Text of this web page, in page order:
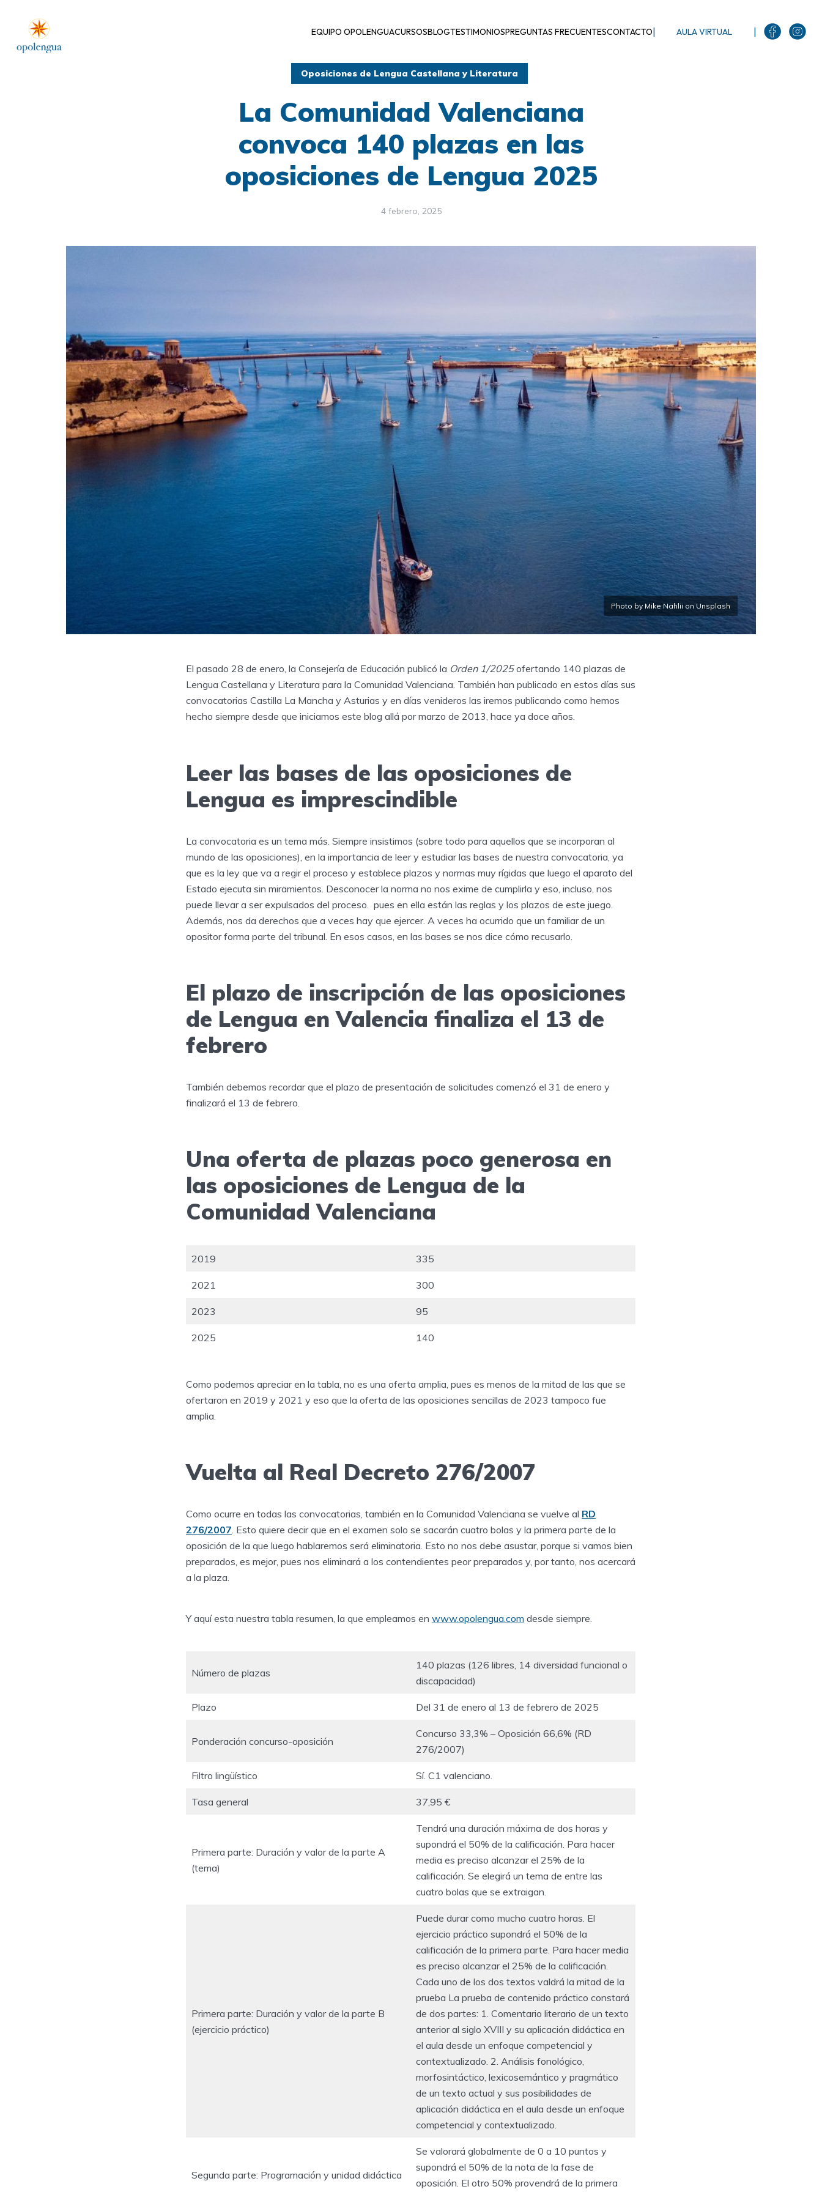
EQUIPO OPOLENGUACURSOSBLOGTESTIMONIOSPREGUNTAS FRECUENTESCONTACTO| AULA VIRTUAL |
Oposiciones de Lengua Castellana y Literatura
La Comunidad Valenciana
convoca 140 plazas en las
oposiciones de Lengua 2025
4 febrero, 2025
Photo by Mike Nahlii on Unsplash
El pasado 28 de enero, la Consejería de Educación publicó la Orden 1/2025ofertando 140 plazas de
Lengua Castellana y Literatura para la Comunidad Valenciana. También han publicado en estos días sus
convocatorias Castilla La Mancha y Asturias y en días venideros las iremos publicando como hemos
hecho siempre desde que iniciamos este blog allá por marzo de 2013, hace ya doce años.
Leer las bases de las oposiciones de
Lengua es imprescindible
La convocatoria es un tema más. Siempre insistimos (sobre todo para aquellos que se incorporan al
mundo de las oposiciones), en la importancia de leer y estudiar las bases de nuestra convocatoria, ya
que es la ley que va a regir el proceso y establece plazos y normas muy rígidas que luego el aparato del
Estado ejecuta sin miramientos. Desconocer la norma no nos exime de cumplirla y eso, incluso, nos
puede llevar a ser expulsados del proceso. pues en ella están las reglas y los plazos de este juego.
Además, nos da derechos que a veces hay que ejercer. A veces ha ocurrido que un familiar de un
opositor forma parte del tribunal. En esos casos, en las bases se nos dice cómo recusarlo.
El plazo de inscripción de las oposiciones
de Lengua en Valencia finaliza el 13 de
febrero
También debemos recordar que el plazo de presentación de solicitudes comenzó el 31 de enero y
finalizará el 13 de febrero.
Una oferta de plazas poco generosa en
las oposiciones de Lengua de la
Comunidad Valenciana
2019 335
2021 300
2023 95
2025 140
Como podemos apreciar en la tabla, no es una oferta amplia, pues es menos de la mitad de las que se
ofertaron en 2019 y 2021 y eso que la oferta de las oposiciones sencillas de 2023 tampoco fue
amplia.
Vuelta al Real Decreto 276/2007
Como ocurre en todas las convocatorias, también en la Comunidad Valenciana se vuelve al RD
276/2007. Esto quiere decir que en el examen solo se sacarán cuatro bolas y la primera parte de la
oposición de la que luego hablaremos será eliminatoria. Esto no nos debe asustar, porque si vamos bien
preparados, es mejor, pues nos eliminará a los contendientes peor preparados y, por tanto, nos acercará
a la plaza.
Y aquí esta nuestra tabla resumen, la que empleamos en www.opolengua.com desde siempre.
Número de plazas
140 plazas (126 libres, 14 diversidad funcional o
discapacidad)
Plazo Del 31 de enero al 13 de febrero de 2025
Ponderación concurso-oposición
Concurso 33,3% – Oposición 66,6% (RD
276/2007)
Filtro lingüístico Sí. C1 valenciano.
Tasa general 37,95 €
Primera parte: Duración y valor de la parte A
(tema)
Tendrá una duración máxima de dos horas y
supondrá el 50% de la calificación. Para hacer
media es preciso alcanzar el 25% de la
calificación. Se elegirá un tema de entre las
cuatro bolas que se extraigan.
Primera parte: Duración y valor de la parte B
(ejercicio práctico)
Puede durar como mucho cuatro horas. El
ejercicio práctico supondrá el 50% de la
calificación de la primera parte. Para hacer media
es preciso alcanzar el 25% de la calificación.
Cada uno de los dos textos valdrá la mitad de la
prueba La prueba de contenido práctico constará
de dos partes: 1. Comentario literario de un texto
anterior al siglo XVIII y su aplicación didáctica en
el aula desde un enfoque competencial y
contextualizado. 2. Análisis fonológico,
morfosintáctico, lexicosemántico y pragmático
de un texto actual y sus posibilidades de
aplicación didáctica en el aula desde un enfoque
competencial y contextualizado.
Segunda parte: Programación y unidad didáctica
Se valorará globalmente de 0 a 10 puntos y
supondrá el 50% de la nota de la fase de
oposición. El otro 50% provendrá de la primera